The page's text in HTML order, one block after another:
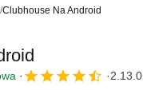
Clubhouse Na Android
2.13.0